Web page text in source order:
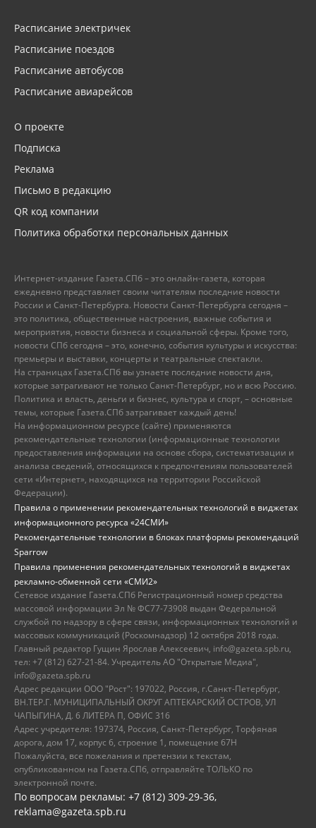
Расписание электричек
Расписание поездов
Расписание автобусов
Расписание авиарейсов
О проекте
Подписка
Реклама
Письмо в редакцию
QR код компании
Политика обработки персональных данных
Интернет-издание Газета.СПб – это онлайн-газета, которая
ежедневно представляет своим читателям последние новости
России и Санкт-Петербурга. Новости Санкт-Петербурга сегодня –
это политика, общественные настроения, важные события и
мероприятия, новости бизнеса и социальной сферы. Кроме того,
новости СПб сегодня – это, конечно, события культуры и искусства:
премьеры и выставки, концерты и театральные спектакли.
На страницах Газета.СПб вы узнаете последние новости дня,
которые затрагивают не только Санкт-Петербург, но и всю Россию.
Политика и власть, деньги и бизнес, культура и спорт, – основные
темы, которые Газета.СПб затрагивает каждый день!
На информационном ресурсе (сайте) применяются
рекомендательные технологии (информационные технологии
предоставления информации на основе сбора, систематизации и
анализа сведений, относящихся к предпочтениям пользователей
сети «Интернет», находящихся на территории Российской
Федерации).
Правила о применении рекомендательных технологий в виджетах
информационного ресурса «24СМИ»
Рекомендательные технологии в блоках платформы рекомендаций
Sparrow
Правила применения рекомендательных технологий в виджетах
рекламно-обменной сети «СМИ2»
Сетевое издание Газета.СПб Регистрационный номер средства
массовой информации Эл № ФС77-73908 выдан Федеральной
службой по надзору в сфере связи, информационных технологий и
массовых коммуникаций (Роскомнадзор) 12 октября 2018 года.
Главный редактор Гущин Ярослав Алексеевич, info@gazeta.spb.ru,
тел: +7 (812) 627-21-84. Учредитель АО "Открытые Медиа",
info@gazeta.spb.ru
Адрес редакции ООО "Рост": 197022, Россия, г.Санкт-Петербург,
ВН.ТЕР.Г. МУНИЦИПАЛЬНЫЙ ОКРУГ АПТЕКАРСКИЙ ОСТРОВ, УЛ
ЧАПЫГИНА, Д. 6 ЛИТЕРА П, ОФИС 316
Адрес учредителя: 197374, Россия, Санкт-Петербург, Торфяная
дорога, дом 17, корпус 6, строение 1, помещение 67Н
Пожалуйста, все пожелания и претензии к текстам,
опубликованном на Газета.СПб, отправляйте ТОЛЬКО по
электронной почте.
По вопросам рекламы: +7 (812) 309-29-36,
reklama@gazeta.spb.ru